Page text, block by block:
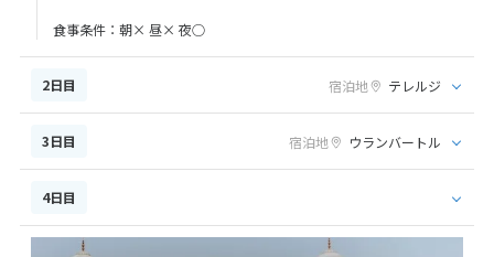
食事条件：朝× 昼× 夜○
2日目 宿泊地 テレルジ
3日目 宿泊地 ウランバートル
4日目